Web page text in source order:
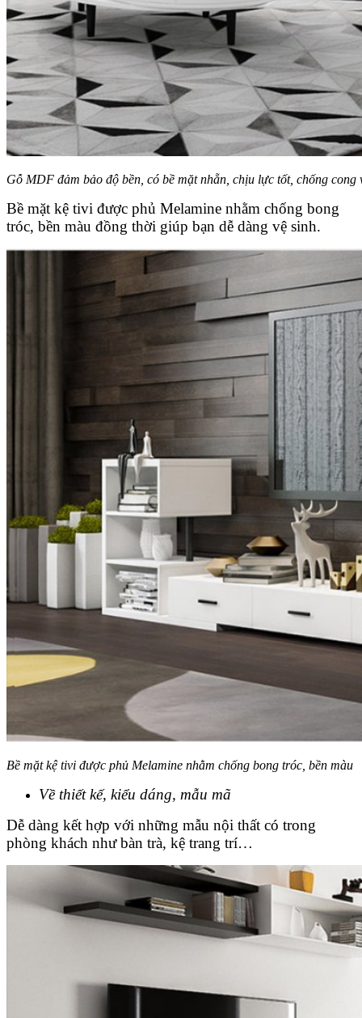
Gỗ MDF đảm bảo độ bền, có bề mặt nhẵn, chịu lực tốt, chống cong
Bề mặt kệ tivi được phủ Melamine nhằm chống bong
tróc, bền màu đồng thời giúp bạn dễ dàng vệ sinh.
Bề mặt kệ tivi được phủ Melamine nhằm chống bong tróc, bền màu
Về thiết kế, kiểu dáng, mẫu mã
Dễ dàng kết hợp với những mẫu nội thất có trong
phòng khách như bàn trà, kệ trang trí…